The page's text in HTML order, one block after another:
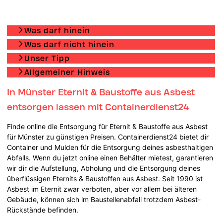
Was darf hinein
Was darf nicht hinein
Unser Tipp
Allgemeiner Hinweis
In Münster Eternit & Baustoffe aus Asbest
entsorgen lassen mit Containerdienst24
Finde online die Entsorgung für Eternit & Baustoffe aus Asbest
für Münster zu günstigen Preisen. Containerdienst24 bietet dir
Container und Mulden für die Entsorgung deines asbesthaltigen
Abfalls. Wenn du jetzt online einen Behälter mietest, garantieren
wir dir die Aufstellung, Abholung und die Entsorgung deines
überflüssigen Eternits & Baustoffen aus Asbest. Seit 1990 ist
Asbest im Eternit zwar verboten, aber vor allem bei älteren
Gebäude, können sich im Baustellenabfall trotzdem Asbest-
Rückstände befinden.